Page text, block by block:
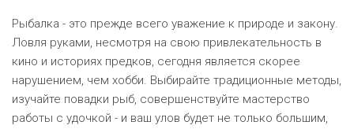
Рыбалка - это прежде всего уважение к природе и закону.
Ловля руками, несмотря на свою привлекательность в
кино и историях предков, сегодня является скорее
нарушением, чем хобби. Выбирайте традиционные методы,
изучайте повадки рыб, совершенствуйте мастерство
работы с удочкой - и ваш улов будет не только большим,